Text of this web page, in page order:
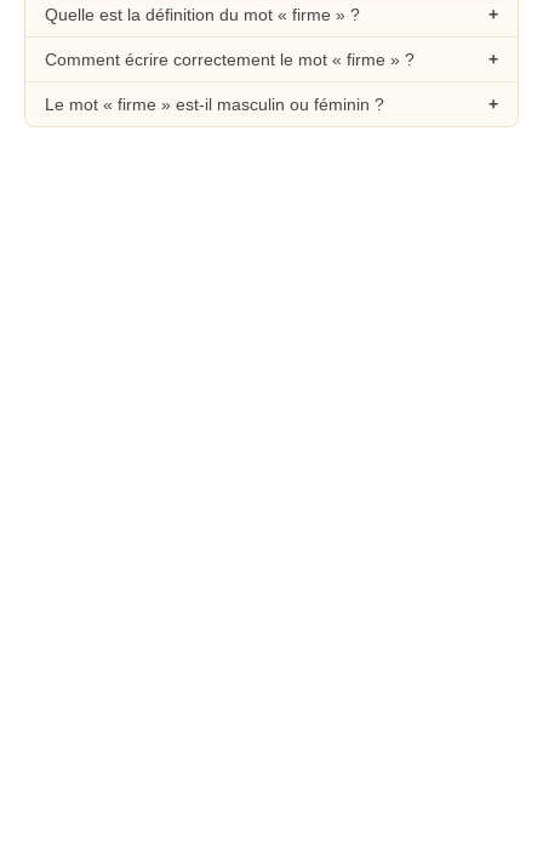
Quelle est la définition du mot « firme » ?
Comment écrire correctement le mot « firme » ?
Le mot « firme » est-il masculin ou féminin ?